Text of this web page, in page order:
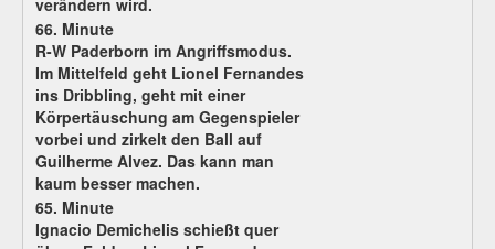
verändern wird.
66. Minute
R-W Paderborn im Angriffsmodus.
Im Mittelfeld geht Lionel Fernandes
ins Dribbling, geht mit einer
Körpertäuschung am Gegenspieler
vorbei und zirkelt den Ball auf
Guilherme Alvez. Das kann man
kaum besser machen.
65. Minute
Ignacio Demichelis schießt quer